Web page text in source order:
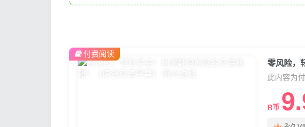
此内容为
R币
付费阅读